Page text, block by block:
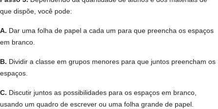
que dispõe, você pode:
A. Dar uma folha de papel a cada um para que preencha os espaços
em branco.
B. Dividir a classe em grupos menores para que juntos preencham os
espaços.
C. Discutir juntos as possibilidades para os espaços em branco,
usando um quadro de escrever ou uma folha grande de papel.